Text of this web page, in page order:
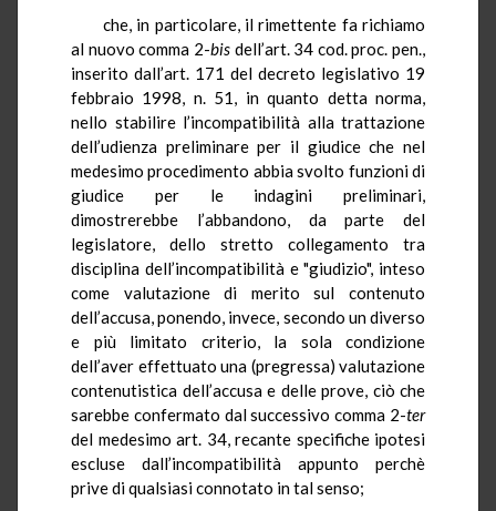
che, in particolare, il rimettente fa richiamo
al nuovo comma 2-bisdell’art. 34 cod. proc. pen.,
inserito dall’art. 171 del decreto legislativo 19
febbraio 1998, n. 51, in quanto detta norma,
nello stabilire l’incompatibilità alla trattazione
dell’udienza preliminare per il giudice che nel
medesimo procedimento abbia svolto funzioni di
giudice per le indagini preliminari,
dimostrerebbe l’abbandono, da parte del
legislatore, dello stretto collegamento tra
disciplina dell’incompatibilità e "giudizio", inteso
come valutazione di merito sul contenuto
dell’accusa, ponendo, invece, secondo un diverso
e più limitato criterio, la sola condizione
dell’aver effettuato una (pregressa) valutazione
contenutistica dell’accusa e delle prove, ciò che
sarebbe confermato dal successivo comma 2-ter
del medesimo art. 34, recante specifiche ipotesi
escluse dall’incompatibilità appunto perchè
prive di qualsiasi connotato in tal senso;